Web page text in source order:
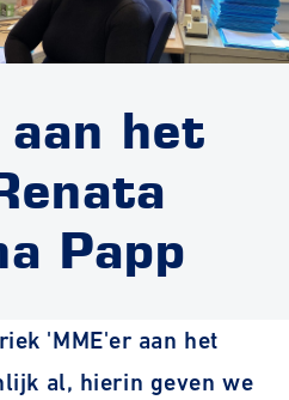
het
Papp
'MME'er aan het
al, hierin geven we